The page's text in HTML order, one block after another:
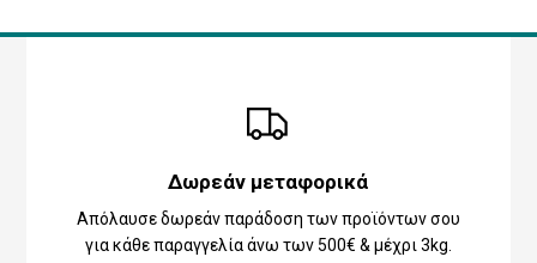
Δωρεάν μεταφορικά
Απόλαυσε δωρεάν παράδοση των προϊόντων σου
για κάθε παραγγελία άνω των 500€ & μέχρι 3kg.